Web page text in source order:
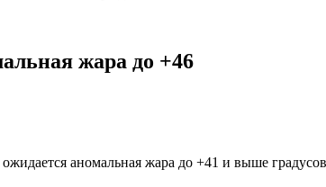
жара до +46
аномальная жара до +41 и выше